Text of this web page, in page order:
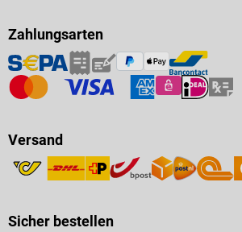
Zahlungsarten
Versand
Sicher bestellen